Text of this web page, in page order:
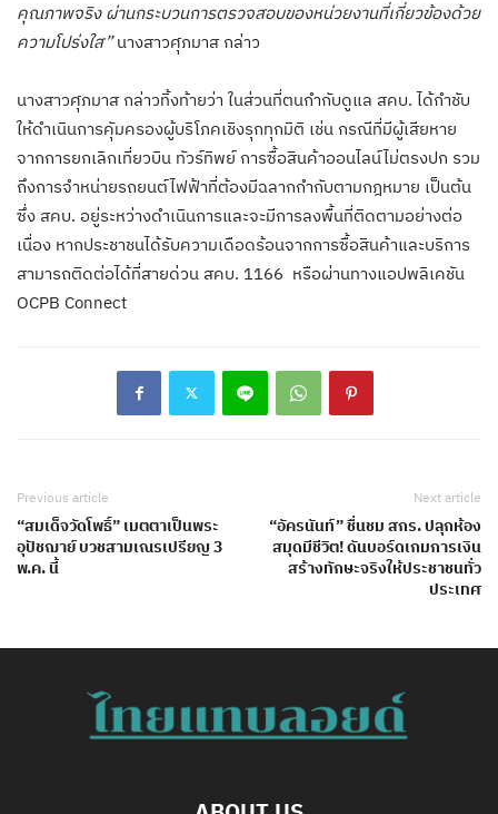
คุณภาพจริง ผ่านกระบวนการตรวจสอบของหน่วยงานที่เกี่ยวข้องด้วย
ความโปร่งใส”นางสาวศุภมาส กล่าว
นางสาวศุภมาส กล่าวทิ้งท้ายว่า ในส่วนที่ตนกำกับดูแล สคบ. ได้กำชับ
ให้ดำเนินการคุัมครองผู้บริโภคเชิงรุกทุกมิติ เช่น กรณีที่มีผู้เสียหาย
จากการยกเลิกเที่ยวบิน ทัวร์ทิพย์ การซื้อสินค้าออนไลน์ไม่ตรงปก รวม
ถึงการจำหน่ายรถยนต์ไฟฟ้าที่ต้องมีฉลากกำกับตามกฎหมาย เป็นต้น
ซึ่ง สคบ. อยู่ระหว่างดำเนินการและจะมีการลงพื้นที่ติดตามอย่างต่อ
เนื่อง หากประชาชนได้รับความเดือดร้อนจากการซื้อสินค้าและบริการ
สามารถติดต่อได้ที่สายด่วน สคบ. 1166 หรือผ่านทางแอปพลิเคชัน
OCPB Connect
Previous article
“สมเด็จวัดโพธิ์” เมตตาเป็นพระ
อุปัชฌาย์ บวชสามเณรเปรียญ 3
พ.ค. นี้
Next article
“อัครนันท์” ชื่นชม สกร. ปลุกห้อง
สมุดมีชีวิต! ดันบอร์ดเกมการเงิน
สร้างทักษะจริงให้ประชาชนทั่ว
ประเทศ